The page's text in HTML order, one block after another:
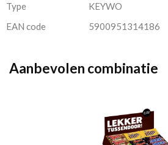
Type
KEYWO
EAN code
5900951314186
Aanbevolen combinatie